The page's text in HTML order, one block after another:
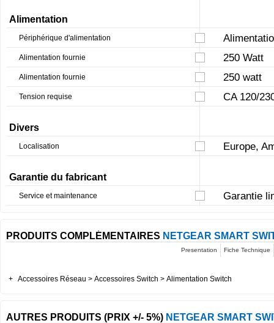
Alimentation
Périphérique d'alimentation
Alimentation fournie 250 Watt
Alimentation fournie 250 watt
Tension requise CA 120/
Divers
Localisation Europe,
Garantie du fabricant
Service et maintenance Garantie
PRODUITS COMPLÉMENTAIRES NETGEAR SMART
Presentation Fiche Technique
+ Accessoires Réseau > Accessoires Switch > Alimentation Switch
AUTRES PRODUITS (PRIX +/- 5%) NETGEAR SMART